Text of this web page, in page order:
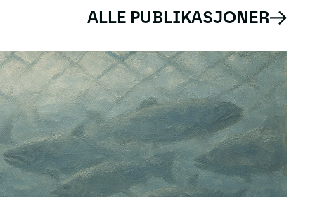
ALLE PUBLIKASJONER